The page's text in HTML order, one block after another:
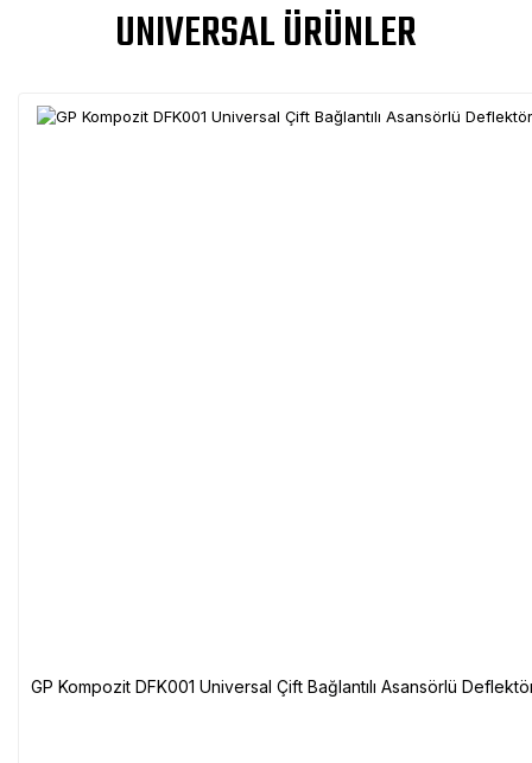
UNIVERSAL ÜRÜNLER
GP Kompozit DFK001 Universal Çift Bağlantılı Asansörlü